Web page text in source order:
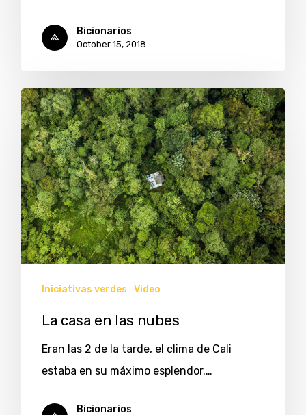
Bicionarios
October 15, 2018
Iniciativas verdes Video
La casa en las nubes
Eran las 2 de la tarde, el clima de Cali
estaba en su máximo esplendor.…
Bicionarios